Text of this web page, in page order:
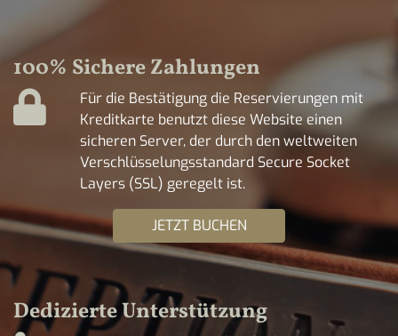
100% Sichere Zahlungen
Für die Bestätigung die Reservierungen mit
Kreditkarte benutzt diese Website einen
sicheren Server, der durch den weltweiten
Verschlüsselungsstandard Secure Socket
Layers (SSL) geregelt ist.
JETZT BUCHEN
Dedizierte Unterstützung